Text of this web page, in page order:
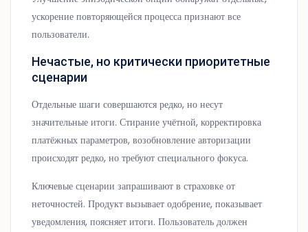
ускорение повторяющейся процесса признают все
пользователи.
Нечастые, но критически приоритетные
сценарии
Отдельные шаги совершаются редко, но несут
значительные итоги. Стирание учётной, корректировка
платёжных параметров, возобновление авторизации
происходят редко, но требуют специального фокуса.
Ключевые сценарии запрашивают в страховке от
неточностей. Продукт вызывает одобрение, показывает
уведомления, поясняет итоги. Пользователь должен